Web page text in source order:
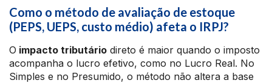
Como o método de avaliação de estoque
(PEPS, UEPS, custo médio) afeta o IRPJ?
O impacto tributário direto é maior quando o imposto
acompanha o lucro efetivo, como no Lucro Real. No
Simples e no Presumido, o método não altera a base